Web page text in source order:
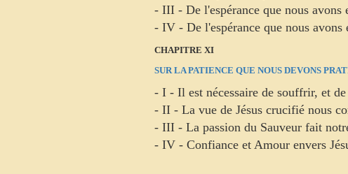
- III - De l'espérance que nous avons
- IV - De l'espérance que nous
CHAPITRE XI
SUR LA PATIENCE QUE NOUS DEVONS
- I - Il est nécessaire de souffrir, et
- II - La vue de Jésus crucifié nous
- III - La passion du Sauveur fait
- IV - Confiance et Amour envers